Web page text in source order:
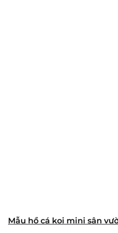
Mẫu hồ cá koi mini sân